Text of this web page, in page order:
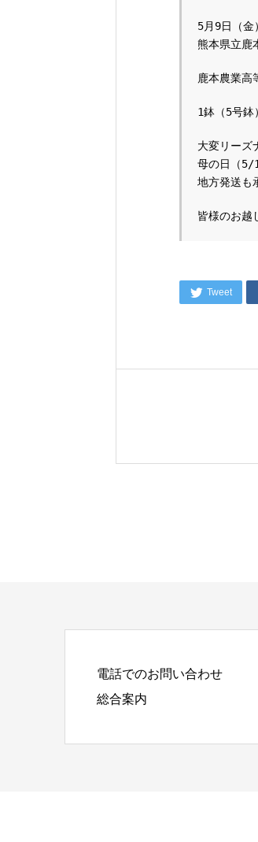
5月9日（金
熊本県立鹿
鹿本農業高
1鉢（5号鉢
大変リー
母の日（5/
地方発送も
皆様のお越
 Tweet
電話でのお問い合わせ
総合案内